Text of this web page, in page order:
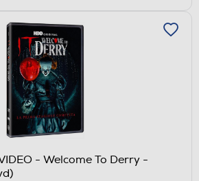
- Welcome To Derry -